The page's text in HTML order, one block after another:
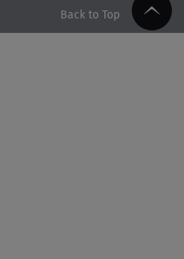
Back to Top